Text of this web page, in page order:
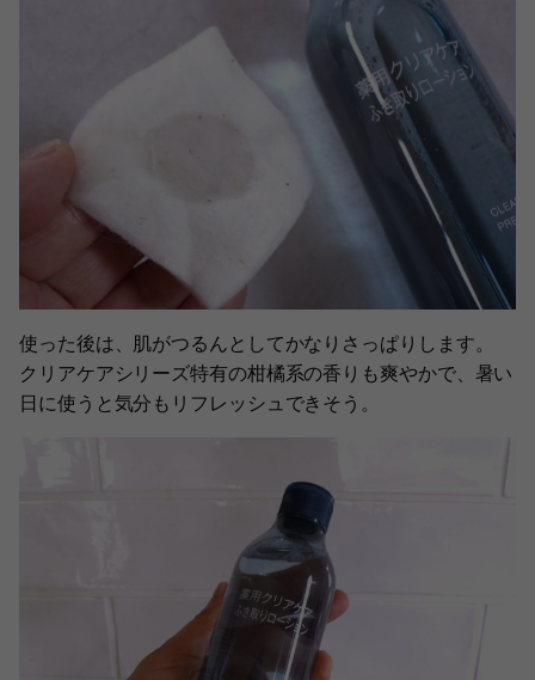
使った後は、肌がつるんとしてかなりさっぱりします。
クリアケアシリーズ特有の柑橘系の香りも爽やかで、暑い
日に使うと気分もリフレッシュできそう。